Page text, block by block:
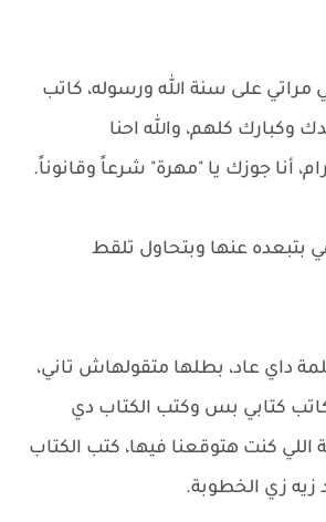
مراتي على سنة الله ورسوله، كاتب
وكبارك كلهم، والله احنا
أنا جوزك يا "مهرة" شرعاً وقانوناً.
بتبعده عنها وبتحاول تلقط
داي عاد، بطلها متقولهاش تاني،
كتابي بس وكتب الكتاب دي
كنت هتوقعنا فيها، كتب الكتاب
زيه زي الخطوبة.